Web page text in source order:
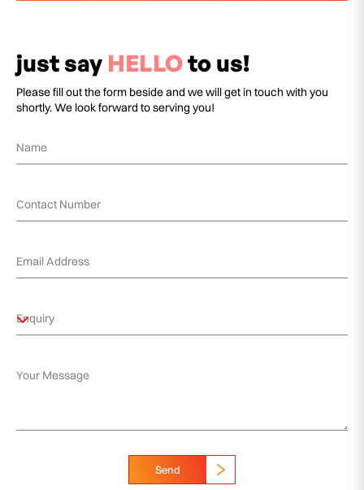
just say HELLOto us!
Please fill out the form beside and we will get in touch with you
shortly. We look forward to serving you!
Send